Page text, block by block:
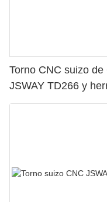
Torno CNC suizo
JSWAY TD266 y